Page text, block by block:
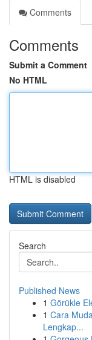
Comments
Comments
Submit a Comment
No HTML
HTML is disabled
Search
Published News
1 Görükle
1 Cara
Lengkap...